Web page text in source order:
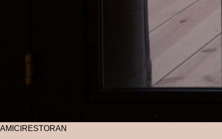
AMICI RESTORAN